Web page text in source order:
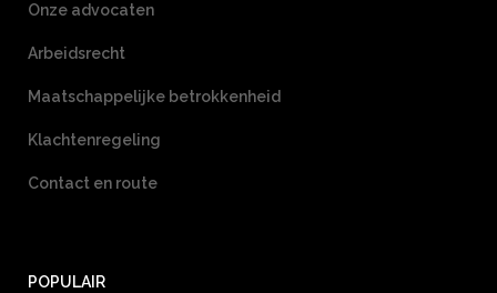
Onze advocaten
Arbeidsrecht
Maatschappelijke betrokkenheid
Klachtenregeling
Contact en route
POPULAIR